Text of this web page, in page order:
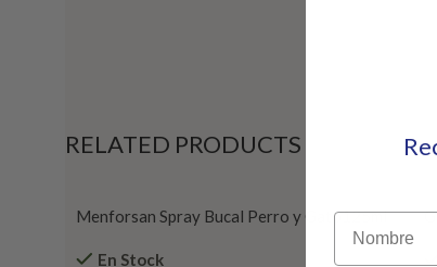
RELATED PRODUCTS
Menforsan Spray Bucal Perro y Gato125ml
En Stock
Nombre